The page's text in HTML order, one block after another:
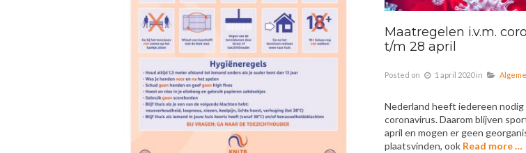
Maatregelen i.v.m.
t/m 28 april
Posted on 1 april 2020 in
Nederland heeft iedereen
coronavirus. Daarom blijven
april en mogen er geen
plaatsvinden, ook Read more …